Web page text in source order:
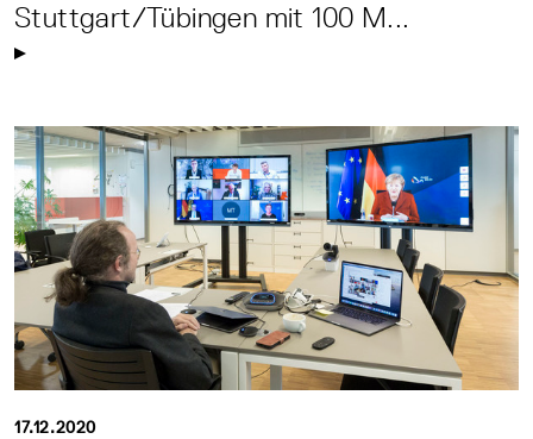
Stuttgart/Tübingen mit 100 M...
17.12.2020